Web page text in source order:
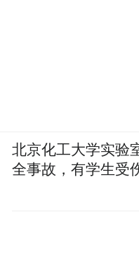
北京化工大学实验
全事故，有学生受